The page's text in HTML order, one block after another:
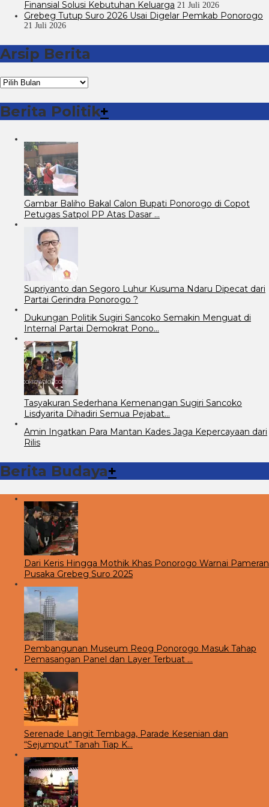
Finansial Solusi Kebutuhan Keluarga 21 Juli 2026
Grebeg Tutup Suro 2026 Usai Digelar Pemkab Ponorogo
21 Juli 2026
Arsip Berita
Arsip
Berita
Berita Politik+
Gambar Baliho Bakal Calon Bupati Ponorogo di Copot
Petugas Satpol PP Atas Dasar …
Supriyanto dan Segoro Luhur Kusuma Ndaru Dipecat dari
Partai Gerindra Ponorogo ?
Dukungan Politik Sugiri Sancoko Semakin Menguat di
Internal Partai Demokrat Pono…
Tasyakuran Sederhana Kemenangan Sugiri Sancoko
Lisdyarita Dihadiri Semua Pejabat…
Amin Ingatkan Para Mantan Kades Jaga Kepercayaan dari
Rilis
Berita Budaya+
Dari Keris Hingga Mothik Khas Ponorogo Warnai Pameran
Pusaka Grebeg Suro 2025
Pembangunan Museum Reog Ponorogo Masuk Tahap
Pemasangan Panel dan Layer Terbuat …
Serenade Langit Tembaga, Parade Kesenian dan
“Sejumput” Tanah Tiap K…